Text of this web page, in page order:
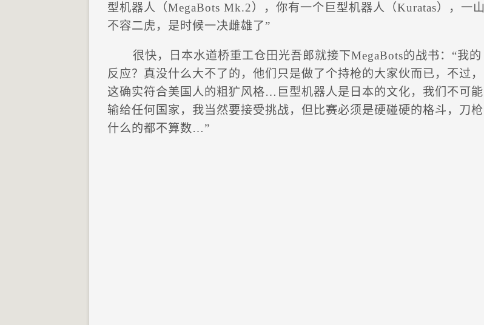
型机器人（MegaBots Mk.2），你有一个巨型机器人（Kuratas），一山
不容二虎，是时候一决雌雄了”
很快，日本水道桥重工仓田光吾郎就接下MegaBots的战书：“我的
反应？真没什么大不了的，他们只是做了个持枪的大家伙而已，不过，
这确实符合美国人的粗犷风格…巨型机器人是日本的文化，我们不可能
输给任何国家，我当然要接受挑战，但比赛必须是硬碰硬的格斗，刀枪
什么的都不算数…”